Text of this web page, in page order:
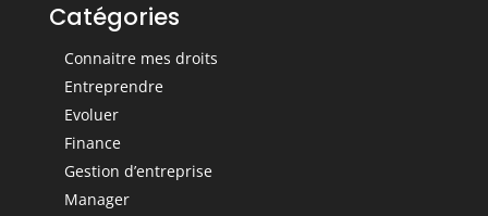
Catégories
Connaitre mes droits
Entreprendre
Evoluer
Finance
Gestion d’entreprise
Manager